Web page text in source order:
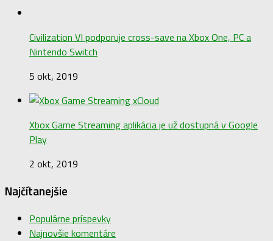
Civilization VI podporuje cross-save na Xbox One, PC a
Nintendo Switch
5 okt, 2019
Xbox Game Streaming aplikácia je už dostupná v Google
Play
2 okt, 2019
Najčítanejšie
Populárne príspevky
Najnovšie komentáre